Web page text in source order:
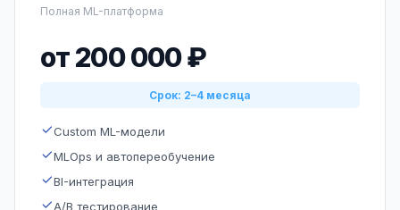
Полная ML-платформа
от 200 000 ₽
Срок: 2–4 месяца
Custom ML-модели
MLOps и автопереобучение
BI-интеграция
A/B тестирование